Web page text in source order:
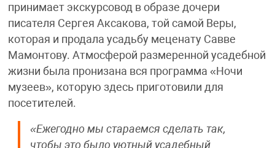
принимает экскурсовод в образе дочери
писателя Сергея Аксакова, той самой Веры,
которая и продала усадьбу меценату Савве
Мамонтову. Атмосферой размеренной усадебной
жизни была пронизана вся программа «Ночи
музеев», которую здесь приготовили для
посетителей.
«Ежегодно мы стараемся сделать так,
чтобы это было уютный усадебный